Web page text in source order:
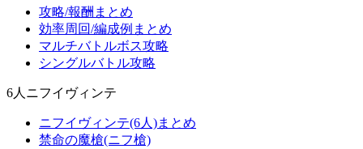
攻略/報酬まとめ
効率周回/編成例まとめ
マルチバトルボス攻略
シングルバトル攻略
6人ニフイヴィンテ
ニフイヴィンテ(6人)まとめ
禁命の魔槍(ニフ槍)